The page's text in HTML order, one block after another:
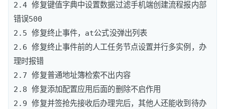
2.4 修复键值字典中设置数据过滤手机端创建流程报内部
错误500
2.5 修复终止事件，at公式没弹出列表
2.6 修复终止事件前的人工任务节点设置并行多实例，办
理时报错
2.7 修复普通地址簿检索不出内容
2.8 修复添加配置应用后面的删除不启作用
2.9 修复并签抢先接收后办理完后，其他人还能收到待办